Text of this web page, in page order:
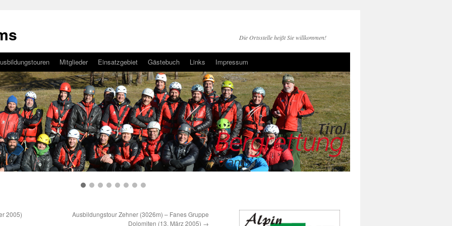
Die Ortsstelle heißt Sie willkommen!
Mitglieder Einsatzgebiet Gästebuch Links Impressum
2005)
Ausbildungstour Zehner (3026m) – Fanes Gruppe
Dolomiten (13. März 2005) →